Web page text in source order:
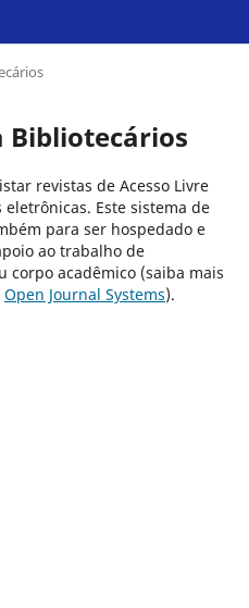
revistas de Acesso Livre
Este sistema de
para ser hospedado e
ao trabalho de
corpo acadêmico (saiba mais
Open Journal Systems).